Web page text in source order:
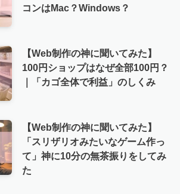
コンはMac？Windows？
【Web制作の神に聞いてみた】
100円ショップはなぜ全部100円？
｜「カゴ全体で利益」のしくみ
【Web制作の神に聞いてみた】
「スリザリオみたいなゲーム作っ
て」神に10分の無茶振りをしてみ
た